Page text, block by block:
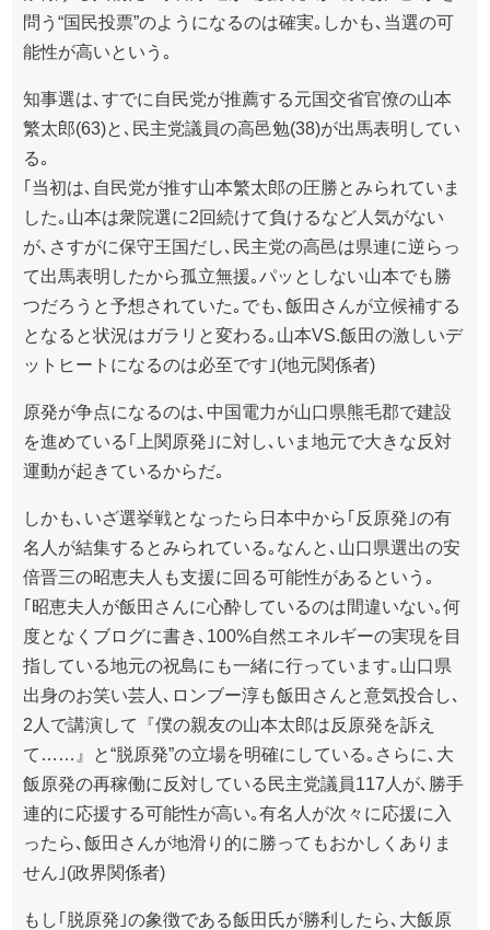
問う“国民投票”のようになるのは確実｡しかも､当選の可
能性が高いという｡
知事選は､すでに自民党が推薦する元国交省官僚の山本
繁太郎(63)と､民主党議員の高邑勉(38)が出馬表明してい
る｡
｢当初は､自民党が推す山本繁太郎の圧勝とみられていま
した｡山本は衆院選に2回続けて負けるなど人気がない
が､さすがに保守王国だし､民主党の高邑は県連に逆らっ
て出馬表明したから孤立無援｡パッとしない山本でも勝
つだろうと予想されていた｡でも､飯田さんが立候補する
となると状況はガラリと変わる｡山本VS.飯田の激しいデ
ットヒートになるのは必至です｣(地元関係者)
原発が争点になるのは､中国電力が山口県熊毛郡で建設
を進めている｢上関原発｣に対し､いま地元で大きな反対
運動が起きているからだ｡
しかも､いざ選挙戦となったら日本中から｢反原発｣の有
名人が結集するとみられている｡なんと､山口県選出の安
倍晋三の昭恵夫人も支援に回る可能性があるという｡
｢昭恵夫人が飯田さんに心酔しているのは間違いない｡何
度となくブログに書き､100%自然エネルギーの実現を目
指している地元の祝島にも一緒に行っています｡山口県
出身のお笑い芸人､ロンブー淳も飯田さんと意気投合し､
2人で講演して『僕の親友の山本太郎は反原発を訴え
て……』と“脱原発”の立場を明確にしている｡さらに､大
飯原発の再稼働に反対している民主党議員117人が､勝手
連的に応援する可能性が高い｡有名人が次々に応援に入
ったら､飯田さんが地滑り的に勝ってもおかしくありま
せん｣(政界関係者)
もし｢脱原発｣の象徴である飯田氏が勝利したら､大飯原